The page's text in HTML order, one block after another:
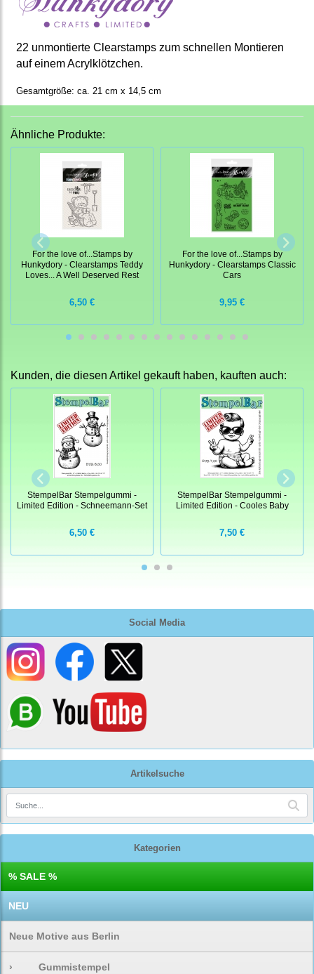
Social Media
Artikelsuche
Kategorien
% SALE %
NEU
Neue Motive aus Berlin
› Gummistempel
22 unmontierte Clearstamps zum schnellen Montieren
auf einem Acrylklötzchen.
Gesamtgröße: ca. 21 cm x 14,5 cm
Ähnliche Produkte:
For the love of...Stamps by
Hunkydory - Clearstamps Teddy
Loves... A Well Deserved Rest
6,50 €
For the love of...Stamps by
Hunkydory - Clearstamps Classic
Cars
9,95 €
Kunden, die diesen Artikel gekauft haben, kauften auch:
StempelBar Stempelgummi -
Limited Edition - Schneemann-Set
6,50 €
StempelBar Stempelgummi -
Limited Edition - Cooles Baby
7,50 €